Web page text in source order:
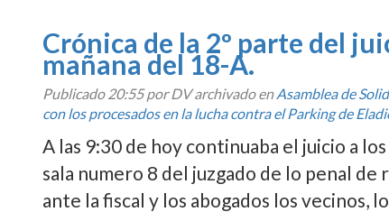
Crónica de la 2º parte del
mañana del 18-A.
Publicado20:55por DV archivado enAsamblea de
con los procesados en la lucha contra el Parking de
A las 9:30 de hoy continuaba el juicio a
sala numero 8 del juzgado de lo penal
ante la fiscal y los abogados los vecinos,